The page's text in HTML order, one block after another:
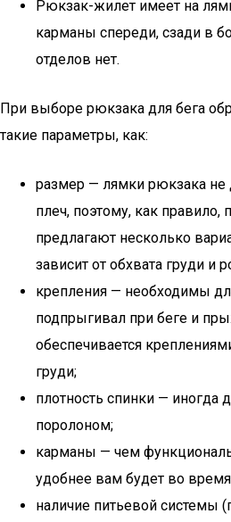
Рюкзак-жилет имеет на
карманы спереди, сзади в
отделов нет.
При выборе рюкзака для бега
такие параметры, как:
размер — лямки рюкзака не
плеч, поэтому, как правило,
предлагают несколько
зависит от обхвата груди и
крепления — необходимы
подпрыгивал при беге и
обеспечивается
груди;
плотность спинки — иногда
поролоном;
карманы — чем
удобнее вам будет во
наличие питьевой системы